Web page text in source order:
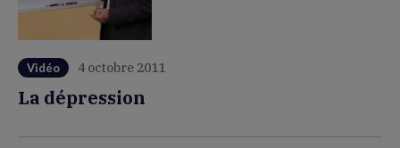
Vidéo 4 octobre 2011
La dépression